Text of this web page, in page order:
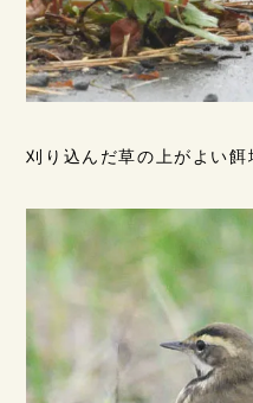
刈り込んだ草の上がよい餌